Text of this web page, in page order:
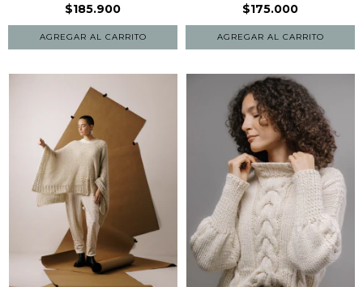
$185.900
AGREGAR AL CARRITO
$175.000
AGREGAR AL CARRITO